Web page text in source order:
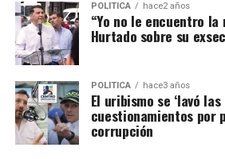
POLÍTICA hace2 años
“Yo no le encuentro
Hurtado sobre su
POLÍTICA hace3 años
El uribismo se ‘lavó
cuestionamientos por
corrupción